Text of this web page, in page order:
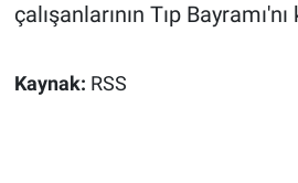
çalışanlarının Tıp
Kaynak: RSS